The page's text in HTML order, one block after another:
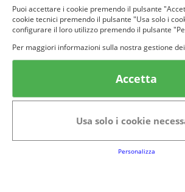
Categorie in evidenza
Alimenti e
Senior
Puoi accettare i cookie premendo il pulsante
cookie tecnici premendo il pulsante "Usa solo i
configurare il loro utilizzo premendo il pulsante
Per maggiori informazioni sulla nostra gestione
Accetta
Usa solo i cookie
Personalizza